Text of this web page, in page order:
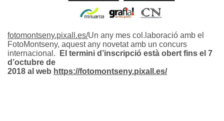
fotomontseny.pixall.es/Un any mes col.laboració amb el
FotoMontseny, aquest any novetat amb un concurs
internacional.
El termini d’inscripció està obert fins el 7
d’octubre de
2018 al web https://fotomontseny.pixall.es/